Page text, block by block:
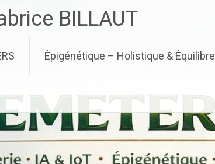
BILLAUT
Épigénétique – Holistique & Équilibre